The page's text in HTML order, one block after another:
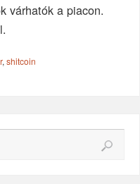
várhatók a piacon.
,shitcoin